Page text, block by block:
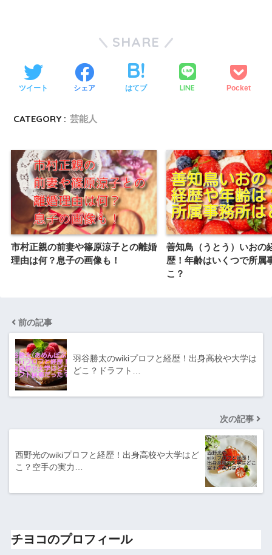
SHARE
ツイート シェア はてブ LINE Pocket
CATEGORY : 芸能人
市村正親の前妻や篠原涼子との離婚
理由は何？息子の画像も！
善知鳥（うとう）いおの
歴！年齢はいくつで所属
こ？
前の記事
羽谷勝太のwikiプロフと経歴！出身高校や大学は
どこ？ドラフト…
次の記事
西野光のwikiプロフと経歴！出身高校や大学はど
こ？空手の実力…
チヨコのプロフィール